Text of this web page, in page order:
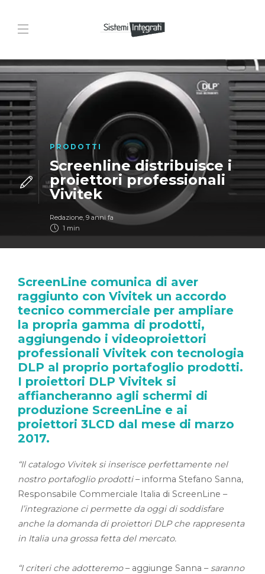
PRODOTTI
Screenline distribuisce i
proiettori professionali
Vivitek
Redazione, 9 anni fa
1 min
ScreenLine comunica di aver
raggiunto con Vivitek un accordo
tecnico commerciale per ampliare
la propria gamma di prodotti,
aggiungendo i videoproiettori
professionali Vivitek con tecnologia
DLP al proprio portafoglio prodotti.
I proiettori DLP Vivitek si
affiancheranno agli schermi di
produzione ScreenLine e ai
proiettori 3LCD dal mese di marzo
2017.
“Il catalogo Vivitek si inserisce perfettamente nel
nostro portafoglio prodotti– informa Stefano Sanna,
Responsabile Commerciale Italia di ScreenLine –
l’integrazione ci permette da oggi di soddisfare
anche la domanda di proiettori DLP che rappresenta
in Italia una grossa fetta del mercato.
“I criteri che adotteremo– aggiunge Sanna – saranno